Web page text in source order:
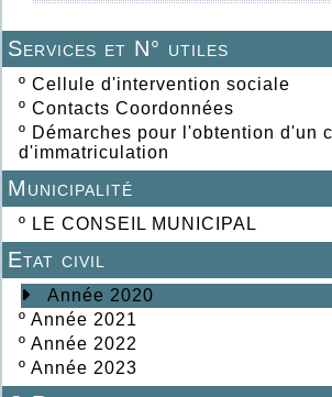
Services et N° utiles
º Cellule d'intervention sociale
º Contacts Coordonnées
º Démarches pour l'obtention d'un
d'immatriculation
Municipalité
º LE CONSEIL MUNICIPAL
Etat civil
Année 2020
º Année 2021
º Année 2022
º Année 2023